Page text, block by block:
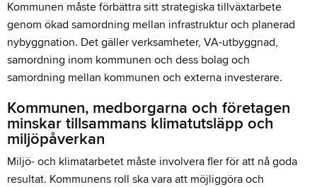
Kommunen måste förbättra sitt strategiska tillväxtarbete
genom ökad samordning mellan infrastruktur och planerad
nybyggnation. Det gäller verksamheter, VA-utbyggnad,
samordning inom kommunen och dess bolag och
samordning mellan kommunen och externa investerare.
Kommunen, medborgarna och företagen
minskar tillsammans klimatutsläpp och
miljöpåverkan
Miljö- och klimatarbetet måste involvera fler för att nå goda
resultat. Kommunens roll ska vara att möjliggöra och